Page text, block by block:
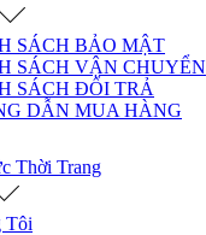
SÁCH BẢO MẬT
SÁCH VẬN CHUYỂN
SÁCH ĐỔI TRẢ
DẪN MUA HÀNG
Thời Trang
Tôi